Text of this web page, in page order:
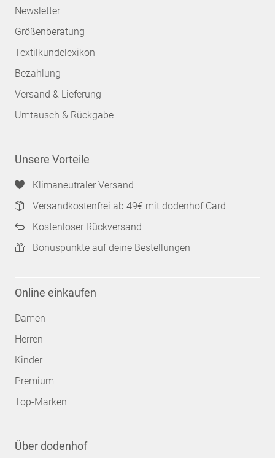
Newsletter
Größenberatung
Textilkundelexikon
Bezahlung
Versand & Lieferung
Umtausch & Rückgabe
Unsere Vorteile
Klimaneutraler Versand
Versandkostenfrei ab 49€ mit dodenhof Card
Kostenloser Rückversand
Bonuspunkte auf deine Bestellungen
Online einkaufen
Damen
Herren
Kinder
Premium
Top-Marken
Über dodenhof